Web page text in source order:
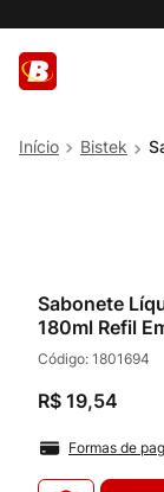
Bistek
Sabonete
180ml Refil
Código: 1801694
R$ 19,54
Formas de